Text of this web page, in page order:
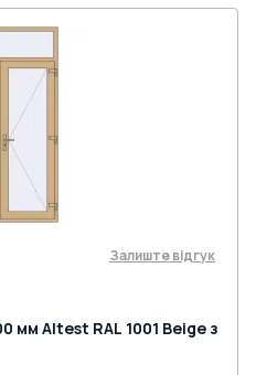
Залиште відгук
мм Altest RAL 1001 Beige з